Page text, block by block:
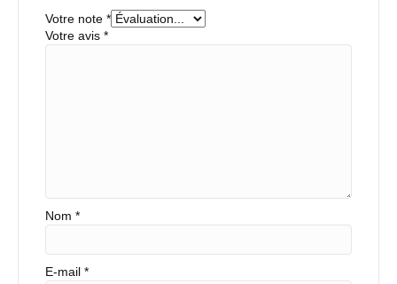
Votre note *
Votre avis *
Nom *
E-mail *